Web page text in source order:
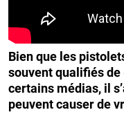
Bien que les
souvent qualifiés de
certains médias, il
peuvent causer de